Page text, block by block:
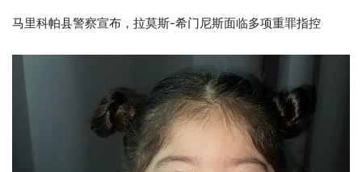
马里科帕县警察宣布，拉莫斯-希门尼斯面临多项重罪指控